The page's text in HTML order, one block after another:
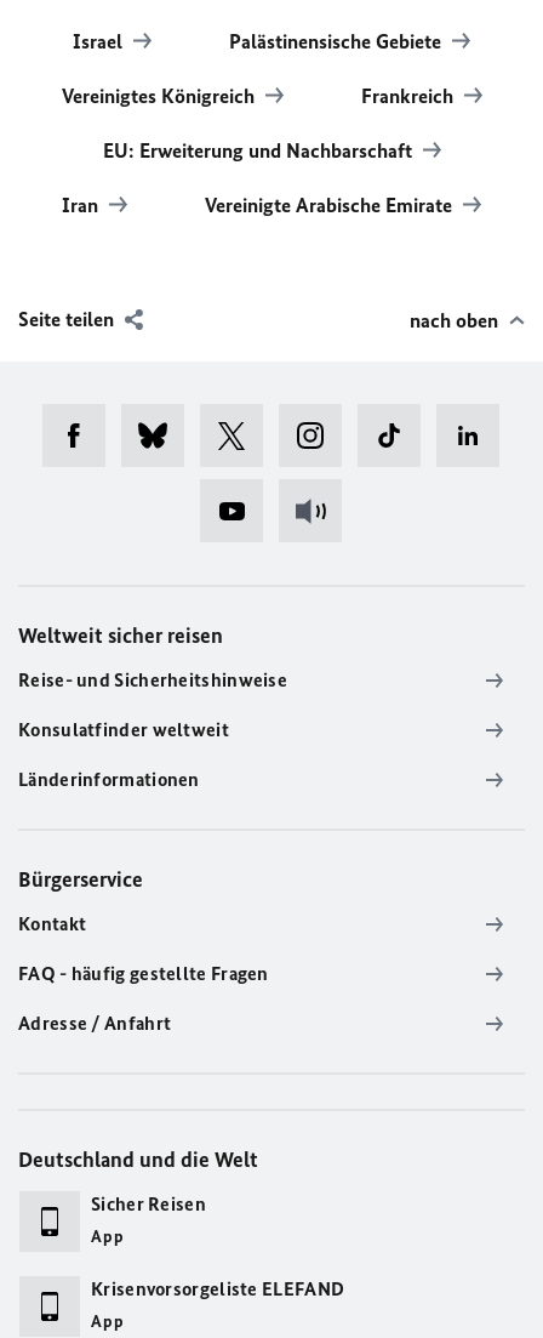
Israel Palästinensische Gebiete
Vereinigtes Königreich Frankreich
EU: Erweiterung und Nachbarschaft
Iran Vereinigte Arabische Emirate
Seite teilen nach oben
Weltweit sicher reisen
Reise- und Sicherheitshinweise
Konsulatfinder weltweit
Länderinformationen
Bürgerservice
Kontakt
FAQ - häufig gestellte Fragen
Adresse / Anfahrt
Deutschland und die Welt
Sicher Reisen
App
Krisenvorsorgeliste ELEFAND
App